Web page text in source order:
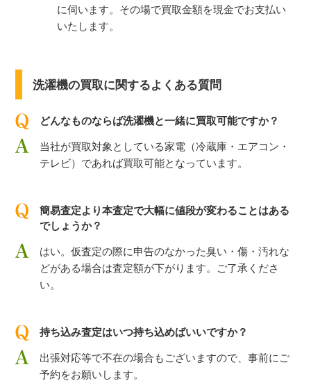
に伺います。その場で買取金額を現金でお支払い
いたします。
洗濯機の買取に関するよくある質問
どんなものならば洗濯機と一緒に買取可能ですか？
当社が買取対象としている家電（冷蔵庫・エアコン・
テレビ）であれば買取可能となっています。
簡易査定より本査定で大幅に値段が変わることはある
でしょうか？
はい。仮査定の際に申告のなかった臭い・傷・汚れな
どがある場合は査定額が下がります。ご了承くださ
い。
持ち込み査定はいつ持ち込めばいいですか？
出張対応等で不在の場合もございますので、事前にご
予約をお願いします。